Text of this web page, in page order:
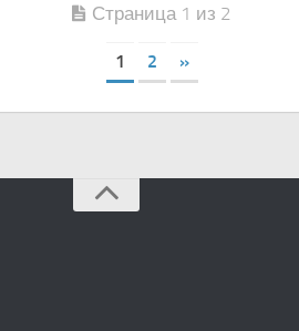
Страница 1 из 2
1 2 »